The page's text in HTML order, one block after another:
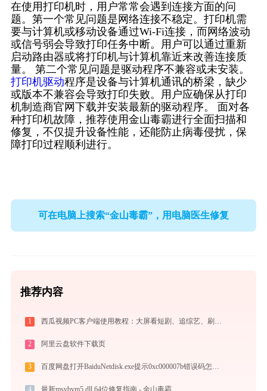
在使用打印机时，用户常常会遇到连接方面的问
题。第一个常见问题是网络连接不稳定。打印机需
要与计算机或移动设备通过Wi-Fi连接，而网络波动
或信号弱会导致打印任务中断。用户可以通过重新
启动路由器或将打印机与计算机靠近来改善连接质
量。 第二个常见问题是驱动程序不兼容或未安装。
打印机驱动程序是设备与计算机通讯的桥梁，缺少
或版本不兼容会导致打印失败。用户应确保从打印
机制造商官网下载并安装最新的驱动程序。 面对各
种打印机故障，推荐使用金山毒霸进行全面扫描和
修复，不仅提升设备性能，还能防止病毒侵扰，保
障打印过程顺利进行。
可在电脑上搜索“金山毒霸”，用电脑医生修复
推荐内容
1 西瓜视频PC客户端使用教程：大屏看短剧、追综艺、刷影视的高清播放指南
2 阿里云盘软件下载页
3 百度网盘打开BaiduNetdisk.exe提示0xc000007b错误码怎么办
4 最新msvbvm5.dll 64位修复指南 - 金山毒霸